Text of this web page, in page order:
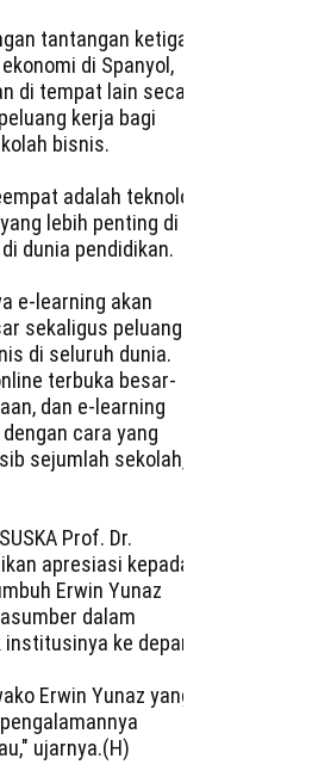
tantangan ketiga,
di Spanyol,
di tempat lain secara
kerja bagi
bisnis.
adalah teknologi
lebih penting di
dunia pendidikan.
e-learning akan
sekaligus peluang
di seluruh dunia.
terbuka besar-
dan e-learning
cara yang
sejumlah sekolah,"
Prof. Dr.
apresiasi kepada
Erwin Yunaz
dalam
ke depan.
Erwin Yunaz yang
ujarnya.(H)